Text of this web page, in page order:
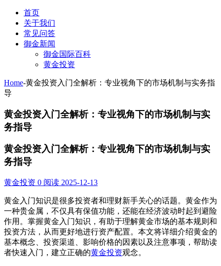
首页
关于我们
常见问答
御金新闻
御金国际百科
黄金投资
Home-黄金投资入门全解析：专业视角下的市场机制与实务指
导
黄金投资入门全解析：专业视角下的市场机制与实
务指导
黄金投资入门全解析：专业视角下的市场机制与实
务指导
黄金投资 0 阅读 2025-12-13
黄金入门知识是很多投资者和理财新手关心的话题。黄金作为
一种贵金属，不仅具有保值功能，还能在经济波动时起到避险
作用。掌握黄金入门知识，有助于理解黄金市场的基本规则和
投资方法，从而更好地进行资产配置。本文将详细介绍黄金的
基本概念、投资渠道、影响价格的因素以及注意事项，帮助读
者快速入门，建立正确的黄金投资观念。